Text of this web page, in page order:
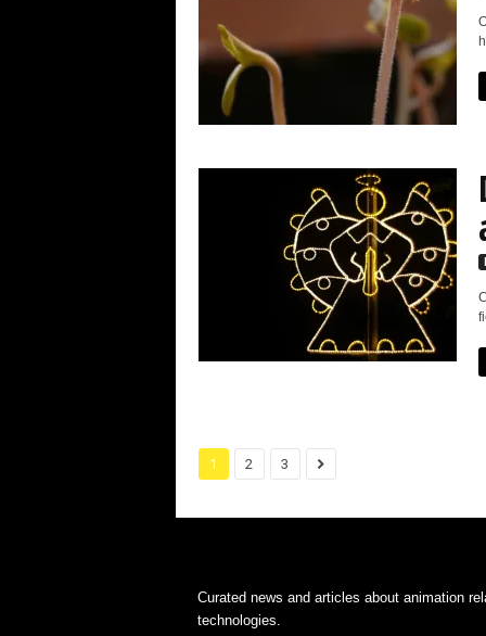
1 2 3
Curated news and articles about animation
technologies.